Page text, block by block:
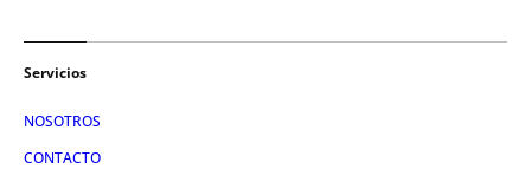
Servicios
NOSOTROS
CONTACTO